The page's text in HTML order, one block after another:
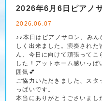
2026年6月6日ピアノ
2026.06.07
♪♪本日はピアノサロン、みん
しく出来ました。演奏された
ん、今日に向けて頑張ってこ
した！アットホーム感いっぱ
囲気💕
ご協力いただきました、ス
っぱいです。
本当にありがとうごさいまし